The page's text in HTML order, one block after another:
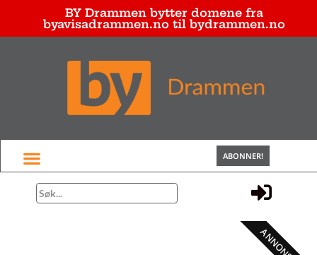
BY Drammen bytter domene fra
byavisadrammen.no til bydrammen.no
ABONNER!
ANNONSE